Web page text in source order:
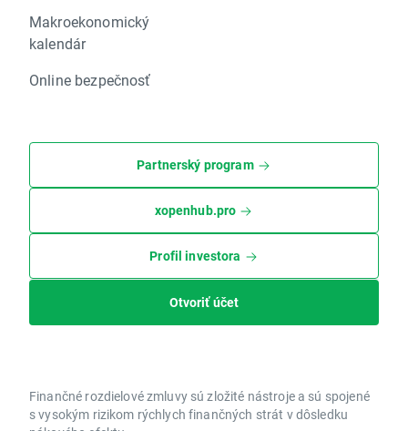
Makroekonomický
kalendár
Online bezpečnosť
Partnerský program
xopenhub.pro
Profil investora
Otvoriť účet
Finančné rozdielové zmluvy sú zložité nástroje a sú spojené
s vysokým rizikom rýchlych finančných strát v dôsledku